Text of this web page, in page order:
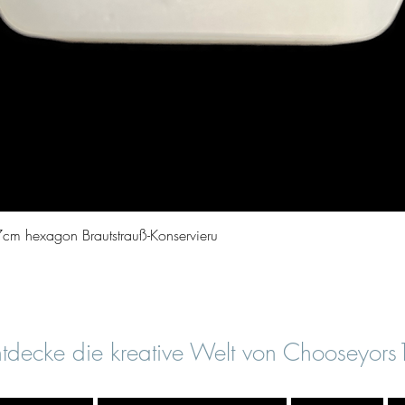
Schnellansicht
hexagon Brautstrauß-Konservieru
die kreative Welt von